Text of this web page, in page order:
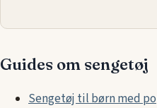
Guides om sengetøj
Sengetøj til børn med